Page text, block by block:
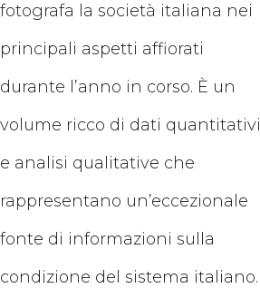
fotografa la società italiana nei
principali aspetti affiorati
durante l’anno in corso. È un
volume ricco di dati quantitativi
e analisi qualitative che
rappresentano un’eccezionale
fonte di informazioni sulla
condizione del sistema italiano.